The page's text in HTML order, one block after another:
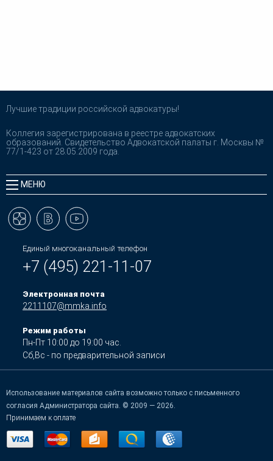
Лучшие традиции российской адвокатуры!
Коллегия зарегистрирована в реестре адвокатских
образований. Свидетельство Адвокатской палаты г. Москвы №
77/1-423 от 28.05.2009 года.
МЕНЮ
Единый многоканальный телефон
+7 (495) 221-11-07
Электронная почта
2211107@mmka.info
Режим работы
Пн-Пт 10:00 до 19:00 час.
Сб,Вс - по предварительной записи
Использование материалов сайта возможно только с письменного
согласия Администратора сайта. © 2009 — 2026.
Принимаем к оплате